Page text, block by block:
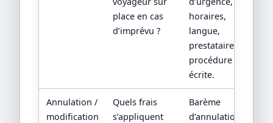
place en cas
d’imprévu ?
horaires,
langue,
prestataire local,
procédure
écrite.
Annulation /
modification
Quels frais
s’appliquent
Barème
d’annulation,